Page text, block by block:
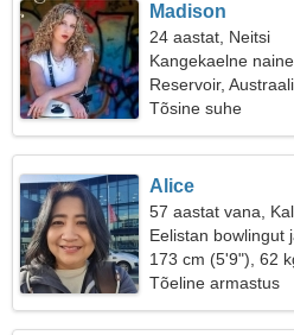
Madison
24 aastat, Neitsi
Kangekaelne
Reservoir,
Tõsine suhe
Alice
57 aastat vana,
Eelistan bowlingut
173 cm (5'9"), 62
Tõeline armastus